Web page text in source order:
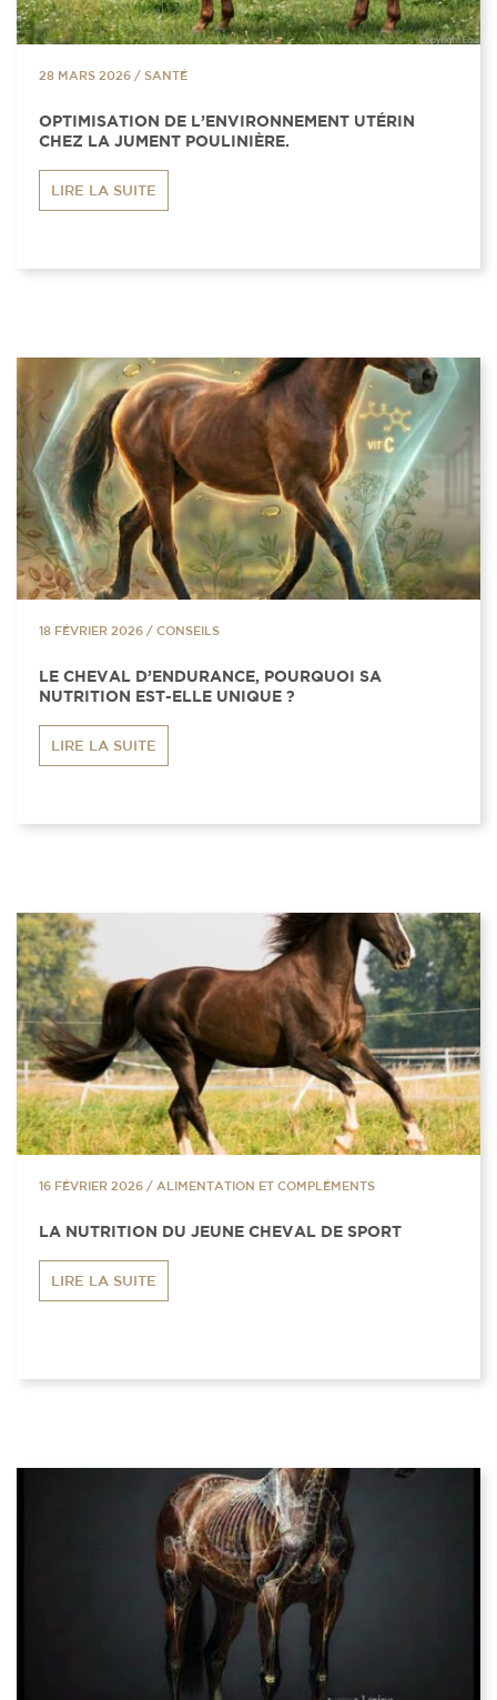
28 MARS 2026 / SANTÉ
OPTIMISATION DE L’ENVIRONNEMENT UTÉRIN
CHEZ LA JUMENT POULINIÈRE.
LIRE LA SUITE
18 FÉVRIER 2026 / CONSEILS
LE CHEVAL D’ENDURANCE, POURQUOI SA
NUTRITION EST-ELLE UNIQUE ?
LIRE LA SUITE
16 FÉVRIER 2026 / ALIMENTATION ET COMPLÉMENTS
LA NUTRITION DU JEUNE CHEVAL DE SPORT
LIRE LA SUITE